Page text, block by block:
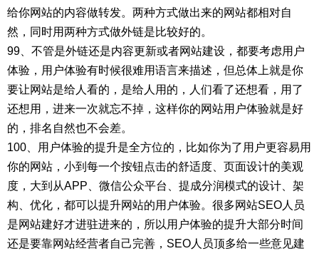
给你网站的内容做转发。两种方式做出来的网站都相对自
然，同时用两种方式做外链是比较好的。
99、不管是外链还是内容更新或者网站建设，都要考虑用户
体验，用户体验有时候很难用语言来描述，但总体上就是你
要让网站是给人看的，是给人用的，人们看了还想看，用了
还想用，进来一次就忘不掉，这样你的网站用户体验就是好
的，排名自然也不会差。
100、用户体验的提升是全方位的，比如你为了用户更容易用
你的网站，小到每一个按钮点击的舒适度、页面设计的美观
度，大到从APP、微信公众平台、提成分润模式的设计、架
构、优化，都可以提升网站的用户体验。很多网站SEO人员
是网站建好才进驻进来的，所以用户体验的提升大部分时间
还是要靠网站经营者自己完善，SEO人员顶多给一些意见建